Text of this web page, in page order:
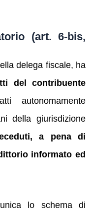
(art. 6‑bis,
delega fiscale, ha
del contribuente
autonomamente
della giurisdizione
a pena di
informato ed
lo schema di